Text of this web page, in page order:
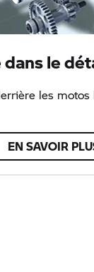
le
les motos
EN SAVOIR